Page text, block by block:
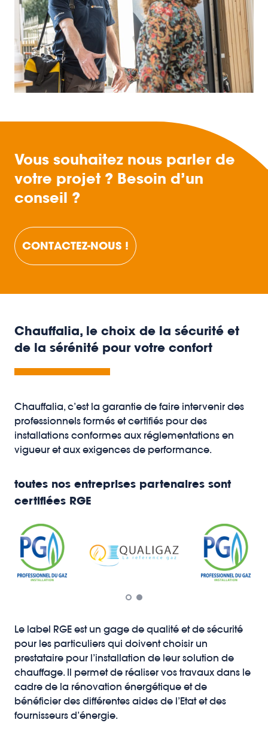
Vous souhaitez nous parler de
votre projet ? Besoin d’un
conseil ?
CONTACTEZ-NOUS !
Chauffalia, le choix de la sécurité et
de la sérénité pour votre confort
Chauffalia, c’est la garantie de faire intervenir des
professionnels formés et certifiés pour des
installations conformes aux réglementations en
vigueur et aux exigences de performance.
toutes nos entreprises partenaires sont
certifiées RGE
Le label RGE est un gage de qualité et de sécurité
pour les particuliers qui doivent choisir un
prestataire pour l’installation de leur solution de
chauffage. Il permet de réaliser vos travaux dans le
cadre de la rénovation énergétique et de
bénéficier des différentes aides de l’Etat et des
fournisseurs d’énergie.